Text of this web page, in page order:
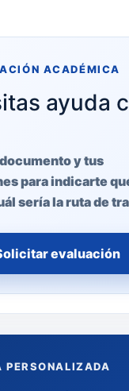
ACADÉMICA
ayuda
y tus
para indicarte
sería la ruta de
evaluación
PERSONALIZADA